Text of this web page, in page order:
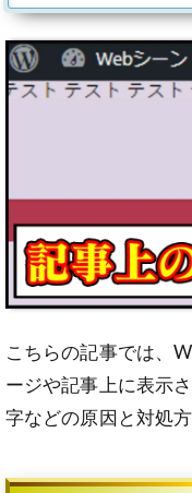
こちらの記事では、
ージや記事上に表示
字などの原因と対処